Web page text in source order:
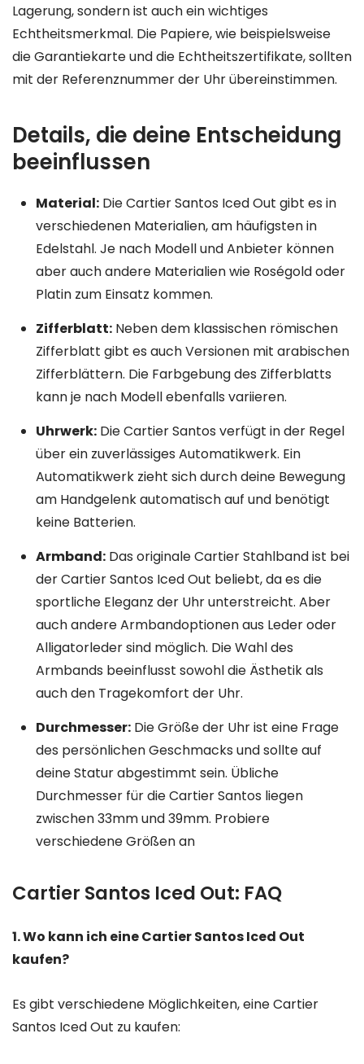
Lagerung, sondern ist auch ein wichtiges
Echtheitsmerkmal. Die Papiere, wie beispielsweise
die Garantiekarte und die Echtheitszertifikate, sollten
mit der Referenznummer der Uhr übereinstimmen.
Details, die deine Entscheidung
beeinflussen
Material:Die Cartier Santos Iced Out gibt es in
verschiedenen Materialien, am häufigsten in
Edelstahl. Je nach Modell und Anbieter können
aber auch andere Materialien wie Roségold oder
Platin zum Einsatz kommen.
Zifferblatt:Neben dem klassischen römischen
Zifferblatt gibt es auch Versionen mit arabischen
Zifferblättern. Die Farbgebung des Zifferblatts
kann je nach Modell ebenfalls variieren.
Uhrwerk:Die Cartier Santos verfügt in der Regel
über ein zuverlässiges Automatikwerk. Ein
Automatikwerk zieht sich durch deine Bewegung
am Handgelenk automatisch auf und benötigt
keine Batterien.
Armband:Das originale Cartier Stahlband ist bei
der Cartier Santos Iced Out beliebt, da es die
sportliche Eleganz der Uhr unterstreicht. Aber
auch andere Armbandoptionen aus Leder oder
Alligatorleder sind möglich. Die Wahl des
Armbands beeinflusst sowohl die Ästhetik als
auch den Tragekomfort der Uhr.
Durchmesser:Die Größe der Uhr ist eine Frage
des persönlichen Geschmacks und sollte auf
deine Statur abgestimmt sein. Übliche
Durchmesser für die Cartier Santos liegen
zwischen 33mm und 39mm. Probiere
verschiedene Größen an
Cartier Santos Iced Out: FAQ
1. Wo kann ich eine Cartier Santos Iced Out
kaufen?
Es gibt verschiedene Möglichkeiten, eine Cartier
Santos Iced Out zu kaufen: